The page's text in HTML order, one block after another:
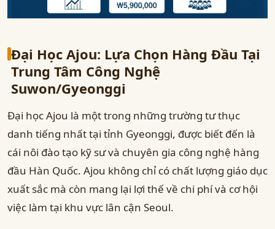
Đại Học Ajou: Lựa Chọn Hàng Đầu Tại
Trung Tâm Công Nghệ
Suwon/Gyeonggi
Đại học Ajou là một trong những trường tư thục
danh tiếng nhất tại tỉnh Gyeonggi, được biết đến là
cái nôi đào tạo kỹ sư và chuyên gia công nghệ hàng
đầu Hàn Quốc. Ajou không chỉ có chất lượng giáo dục
xuất sắc mà còn mang lại lợi thế về chi phí và cơ hội
việc làm tại khu vực lân cận Seoul.